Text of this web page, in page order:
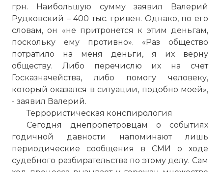
грн. Наибольшую сумму заявил Валерий
Рудковский – 400 тыс. гривен. Однако, по его
словам, он «не притронется к этим деньгам,
поскольку ему противно». «Раз общество
потратило на меня деньги, я их верну
обществу. Либо перечислю их на счет
Госказначейства, либо помогу человеку,
который оказался в ситуации, подобно моей»,
- заявил Валерий.
Террористическая конспирология
Сегодня днепропетровцам о событиях
годичной давности напоминают лишь
периодические сообщения в СМИ о ходе
судебного разбирательства по этому делу. Сам